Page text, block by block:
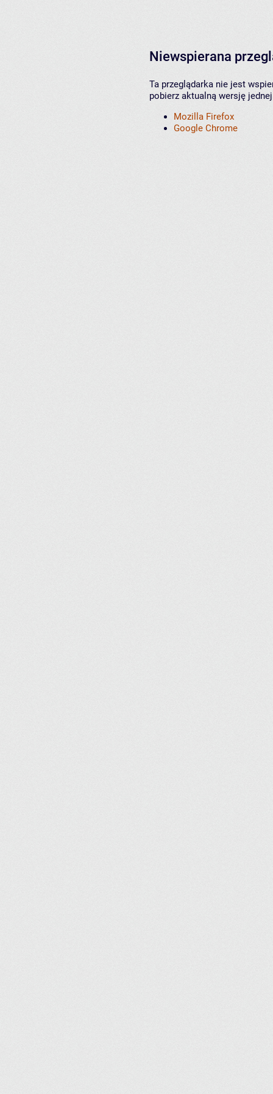
Niewspierana
Ta przeglądarka nie jest
pobierz aktualną wersję
Mozilla Firefox
Google Chrome